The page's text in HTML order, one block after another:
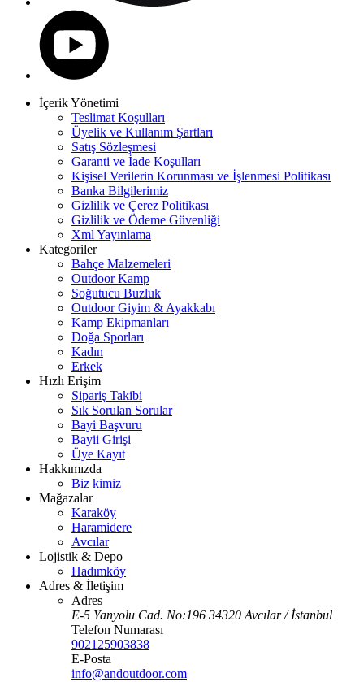
İçerik Yönetimi
Teslimat Koşulları
Üyelik ve Kullanım Şartları
Satış Sözleşmesi
Garanti ve İade Koşulları
Kişisel Verilerin Korunması ve İşlenmesi Politikası
Banka Bilgilerimiz
Gizlilik ve Çerez Politikası
Gizlilik ve Ödeme Güvenliği
Xml Yayınlama
Kategoriler
Bahçe Malzemeleri
Outdoor Kamp
Soğutucu Buzluk
Outdoor Giyim & Ayakkabı
Kamp Ekipmanları
Doğa Sporları
Kadın
Erkek
Hızlı Erişim
Sipariş Takibi
Sık Sorulan Sorular
Bayi Başvuru
Bayii Girişi
Üye Kayıt
Hakkımızda
Biz kimiz
Mağazalar
Karaköy
Haramidere
Avcılar
Lojistik & Depo
Hadımköy
Adres & İletişim
Adres
E-5 Yanyolu Cad. No:196 34320 Avcılar / İstanbul
Telefon Numarası
902125903838
E-Posta
info@andoutdoor.com